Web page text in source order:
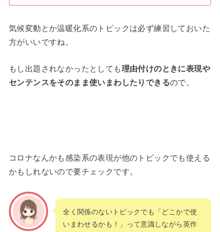
気候変動とか温暖化系のトピックは必ず練習しておいた
方がいいですね。
もし出題されなかったとしても理由付けのときに表現や
センテンスをそのまま使いまわしたりできるので。
コロナなんかも感染系の表現が他のトピックでも使える
かもしれないので要チェックです。
全く関係のないトピックでも「どこかで使
いまわせるかも！」って意識しながら英作